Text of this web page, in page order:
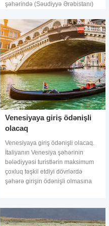
şəhərində (Səudiyyə Ərəbistanı)
Beynəlxalq Hava Limanının
aviaşirkətlə
Venesiyaya giriş ödənişli
olacaq
Venesiyaya giriş ödənişli olacaq.
İtaliyanın Venesiya şəhərinin
bələdiyyəsi turistlərin maksimum
çoxluq təşkil etdiyi dövrlərdə
şəhərə girişin ödənişli olmasına